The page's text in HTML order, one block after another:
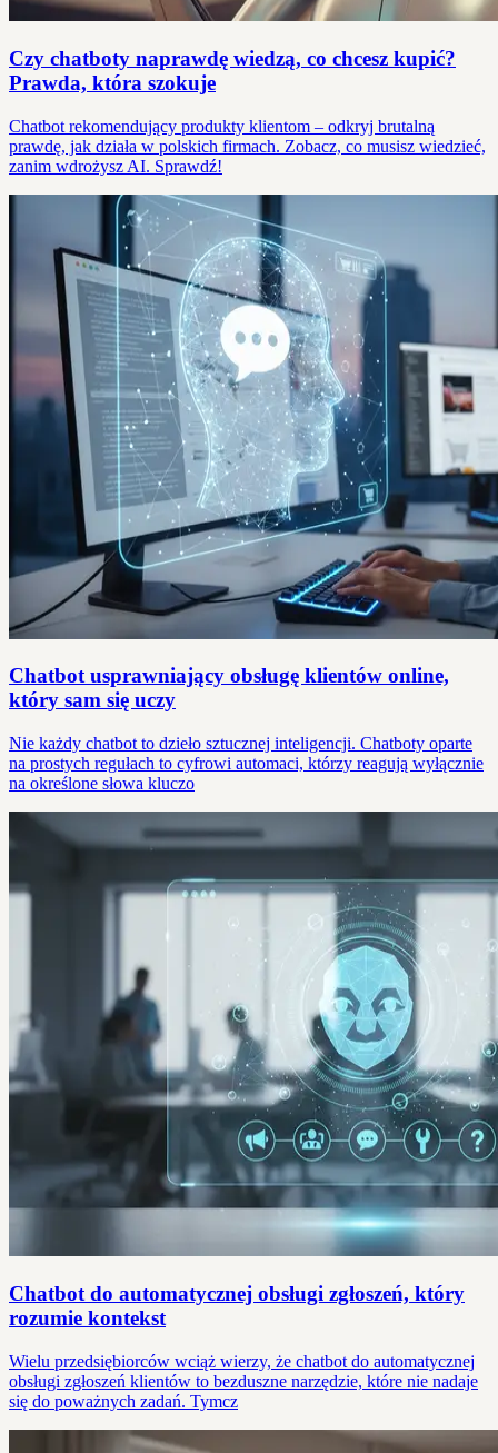
Czy chatboty naprawdę wiedzą, co chcesz kupić?
Prawda, która szokuje
Chatbot rekomendujący produkty klientom – odkryj brutalną
prawdę, jak działa w polskich firmach. Zobacz, co musisz wiedzieć,
zanim wdrożysz AI. Sprawdź!
Chatbot usprawniający obsługę klientów online,
który sam się uczy
Nie każdy chatbot to dzieło sztucznej inteligencji. Chatboty oparte
na prostych regułach to cyfrowi automaci, którzy reagują wyłącznie
na określone słowa kluczo
Chatbot do automatycznej obsługi zgłoszeń, który
rozumie kontekst
Wielu przedsiębiorców wciąż wierzy, że chatbot do automatycznej
obsługi zgłoszeń klientów to bezduszne narzędzie, które nie nadaje
się do poważnych zadań. Tymcz